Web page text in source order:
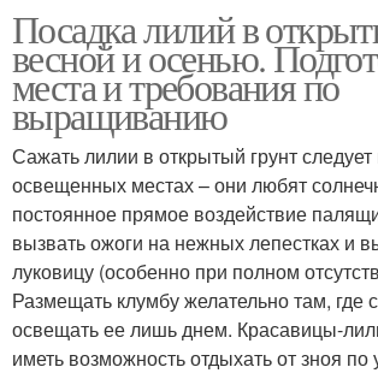
Посадка лилий в
весной и осенью.
места и требования по
выращиванию
Сажать лилии в открытый грунт
освещенных местах – они любят
постоянное прямое воздействие
вызвать ожоги на нежных лепестках и
луковицу (особенно при полном
Размещать клумбу желательно там, где
освещать ее лишь днем. Красавицы-
иметь возможность отдыхать от зноя